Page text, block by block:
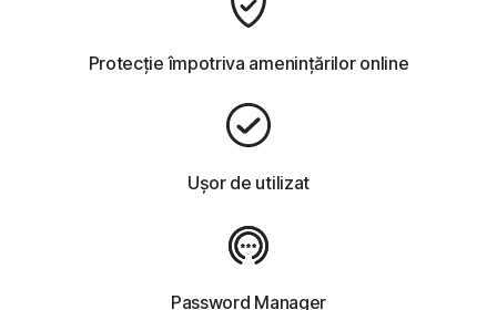
Protecție împotriva amenințărilor online
Ușor de utilizat
Password Manager